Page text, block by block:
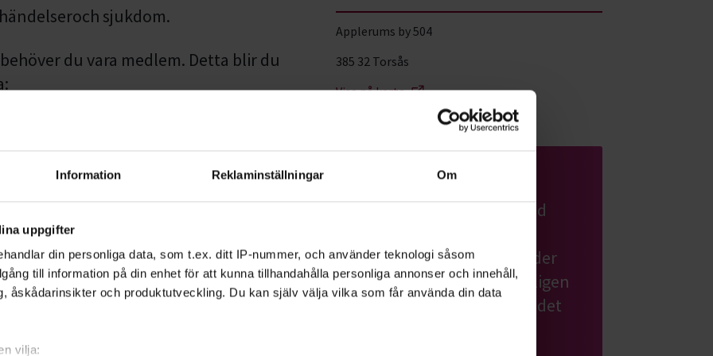
Information Reklaminställningar Om
uppgifter
din personliga data, som t.ex. ditt IP-nummer, och använder teknologi såsom
till information på din enhet för att kunna tillhandahålla personliga annonser och innehåll,
åskådarinsikter och produktutveckling. Du kan själv välja vilka som får använda din data
vilja:
sjukdom.
du vara medlem. Detta blir du
innan kursstart på den mail som
vid kursstart. Fullständiga villkor för
om-
står i ditt bekräftelsemejl.
Applerums by 504
385 32 Torsås
Visa på karta
Bli samspelt med din hund
hinderbanor. Agility betyder
snabbhet och det är verkligen
snabbhet och samarbete det